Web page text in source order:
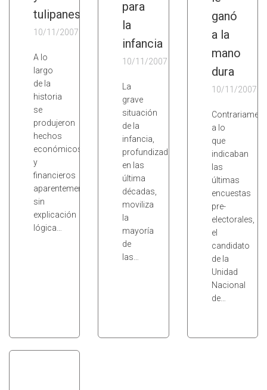
tulipanes
10/11/2007
A lo
largo
de la
historia
se
produjeron
hechos
económicos
y
financieros
aparentemente
sin
explicación
lógica…
para
la
infancia
10/11/2007
La
grave
situación
de la
infancia,
profundizada
en las
última
décadas,
moviliza
la
mayoría
de
las…
ganó
a la
mano
dura
10/11/2007
a lo
que
indicaban
las
últimas
encuestas
pre-
electorales,
el
candidato
de la
Unidad
Nacional
de…